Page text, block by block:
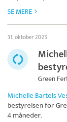
SE MERE
31. oktober 2025
Green
Michelle Bartels
bestyrelsen for
4 måneder.